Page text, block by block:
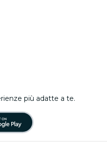
più adatte a te.